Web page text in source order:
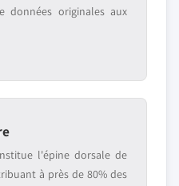
données originales aux
l'épine dorsale de
à près de 80% des